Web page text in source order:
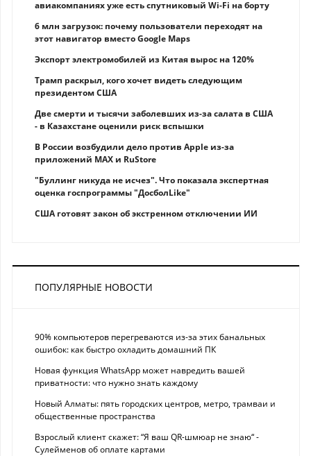
авиакомпаниях уже есть спутниковый Wi-Fi на борту
6 млн загрузок: почему пользователи переходят на
этот навигатор вместо Google Maps
Экспорт электромобилей из Китая вырос на 120%
Трамп раскрыл, кого хочет видеть следующим
президентом США
Две смерти и тысячи заболевших из-за салата в США
- в Казахстане оценили риск вспышки
В России возбудили дело против Apple из-за
приложений MAX и RuStore
"Буллинг никуда не исчез". Что показала экспертная
оценка госпрограммы "ДосболLike"
США готовят закон об экстренном отключении ИИ
ПОПУЛЯРНЫЕ НОВОСТИ
90% компьютеров перегреваются из-за этих банальных
ошибок: как быстро охладить домашний ПК
Новая функция WhatsApp может навредить вашей
приватности: что нужно знать каждому
Новый Алматы: пять городских центров, метро, трамваи и
общественные пространства
Взрослый клиент скажет: “Я ваш QR-шмюар не знаю“ -
Сулейменов об оплате картами